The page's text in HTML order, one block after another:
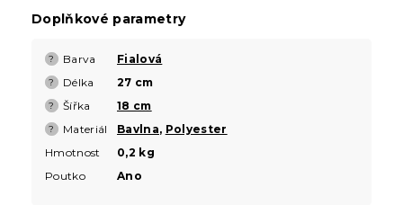
Doplňkové parametry
? Barva Fialová
? Délka 27 cm
? Šířka 18 cm
? Materiál Bavlna, Polyester
Hmotnost
0,2 kg
Poutko
Ano